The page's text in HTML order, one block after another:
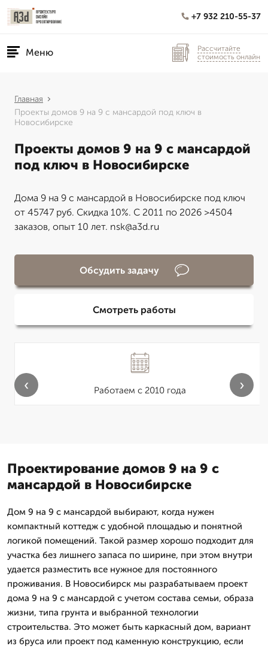
+7 932 210-55-37
Меню
Рассчитайте
стоимость онлайн
Главная
Проекты домов 9 на 9 с мансардой под ключ в
Новосибирске
Проекты домов 9 на 9 с мансардой
под ключ в Новосибирске
Дома 9 на 9 с мансардой в Новосибирске под ключ
от 45747 руб. Скидка 10%. С 2011 по 2026 >4504
заказов, опыт 10 лет. nsk@a3d.ru
Обсудить задачу
Смотреть работы
Работаем с 2010 года
‹ ›
Проектирование домов 9 на 9 с
мансардой в Новосибирске
Дом 9 на 9 с мансардой выбирают, когда нужен
компактный коттедж с удобной площадью и понятной
логикой помещений. Такой размер хорошо подходит для
участка без лишнего запаса по ширине, при этом внутри
удается разместить все нужное для постоянного
проживания. В Новосибирск мы разрабатываем проект
дома 9 на 9 с мансардой с учетом состава семьи, образа
жизни, типа грунта и выбранной технологии
строительства. Это может быть каркасный дом, вариант
из бруса или проект под каменную конструкцию, если